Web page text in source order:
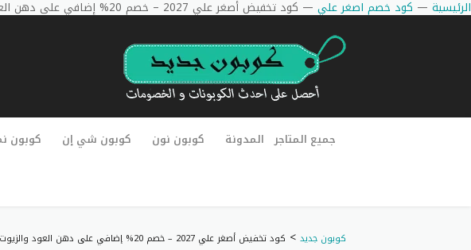
الرئيسية — كود خصم اصغر علي — كود تخفيض أصغر علي 2027 – خصم 20% إضافي على دهن العود والزيوت العطرية
جميع المتاجر المدونة كوبون نون كوبون شي إن كوبون
كوبون جديد > كود تخفيض أصغر علي 2027 – خصم 20% إضافي على دهن العود والزيوت العطرية